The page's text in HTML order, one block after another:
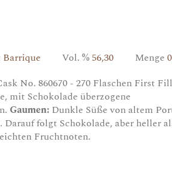
Vol. % 56,30 Menge
No. 860670 - 270 Flaschen First
mit Schokolade überzogene
Gaumen: Dunkle Süße von altem
folgt Schokolade, aber heller
Fruchtnoten.